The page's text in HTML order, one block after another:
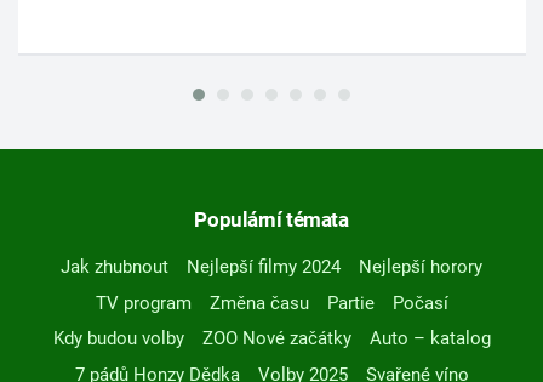
Populární témata
Jak zhubnout Nejlepší filmy 2024
Nejlepší horory
TV program
Změna času Partie
Počasí
Kdy budou volby
ZOO Nové začátky
Auto – katalog
7 pádů Honzy Dědka
Volby 2025
Svařené víno